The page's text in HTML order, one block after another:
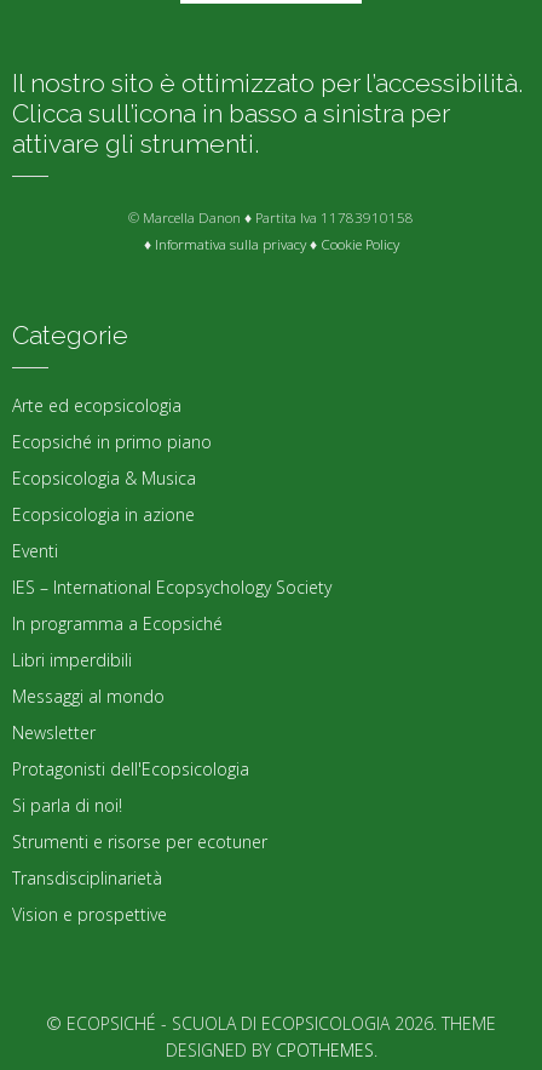
Il nostro sito è ottimizzato per l’accessibilità.
Clicca sull’icona in basso a sinistra per
attivare gli strumenti.
© Marcella Danon ♦ Partita Iva 11783910158
♦ Informativa sulla privacy♦ Cookie Policy
Categorie
Arte ed ecopsicologia
Ecopsiché in primo piano
Ecopsicologia & Musica
Ecopsicologia in azione
Eventi
IES – International Ecopsychology Society
In programma a Ecopsiché
Libri imperdibili
Messaggi al mondo
Newsletter
Protagonisti dell'Ecopsicologia
Si parla di noi!
Strumenti e risorse per ecotuner
Transdisciplinarietà
Vision e prospettive
© ECOPSICHÉ - SCUOLA DI ECOPSICOLOGIA 2026. THEME
DESIGNED BY CPOTHEMES.